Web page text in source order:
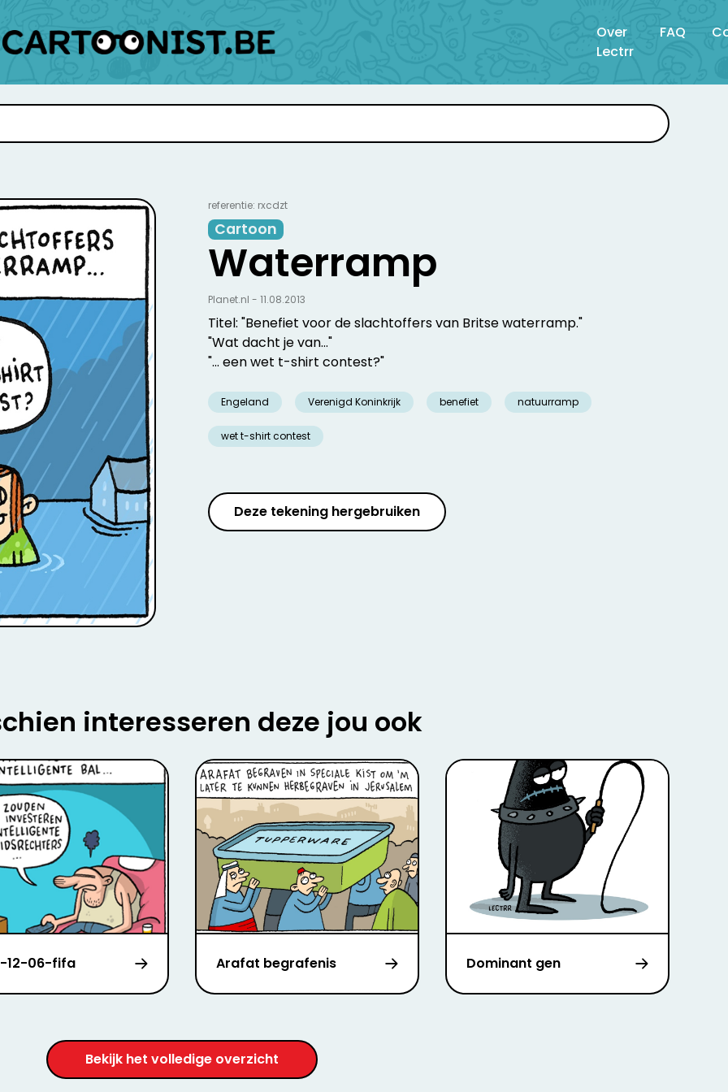
Over
Lectrr
FAQ
referentie: rxcdzt
Cartoon
Waterramp
Titel: "Benefiet voor de slachtoffers van Britse waterramp."
"Wat dacht je van..."
"... een wet t-shirt contest?"
Engeland Verenigd Koninkrijk benefiet natuurramp
wet t-shirt contest
Planet.nl - 11.08.2013
Deze tekening hergebruiken
interesseren deze jou ook
12-06-fifa Arafat begrafenis Dominant gen
Bekijk het volledige overzicht